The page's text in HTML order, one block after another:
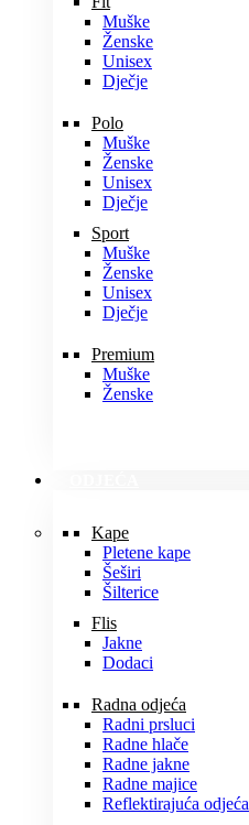
Muške
Ženske
Unisex
Dječje
Polo
Muške
Ženske
Unisex
Dječje
Sport
Muške
Ženske
Unisex
Dječje
Premium
Muške
Ženske
Kape
Pletene kape
Šeširi
Šilterice
Flis
Jakne
Dodaci
Radna odjeća
Radni prsluci
Radne hlače
Radne jakne
Radne majice
Reflektirajuća odjeća